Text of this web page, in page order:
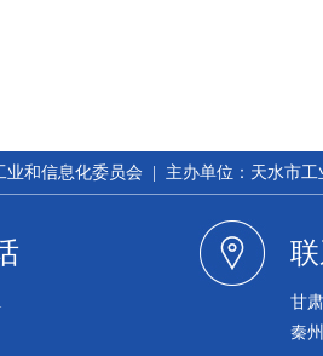
业和信息化委员会 | 主办单位：天水市
甘
秦